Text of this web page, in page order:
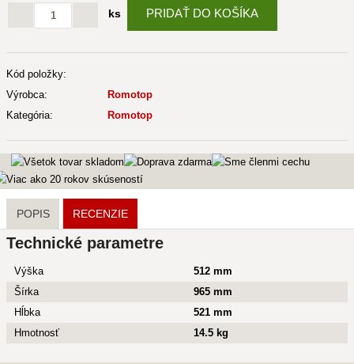
ks PRIDAŤ DO KOŠÍKA
Kód položky:
Výrobca:
Romotop
Kategória:
Romotop
POPIS RECENZIE
Technické parametre
Výška
512 mm
Šírka
965 mm
Hĺbka
521 mm
Hmotnosť
14.5 kg